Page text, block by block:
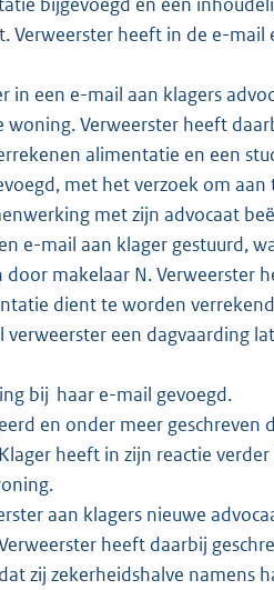
Verweerster heeft in de e-
een e-mail aan klagers
woning. Verweerster heeft
alimentatie en een
met het verzoek om
met zijn advocaat
e-mail aan klager gestuurd,
makelaar N. Verweerster
dient te worden
een dagvaarding
bij haar e-mail gevoegd.
en onder meer geschreven
heeft in zijn reactie
aan klagers nieuwe
heeft daarbij
zij zekerheidshalve namens